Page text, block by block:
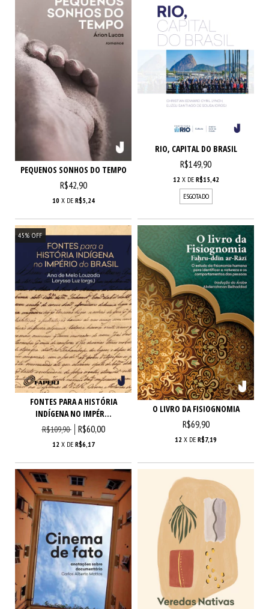
PEQUENOS SONHOS DO TEMPO
R$42,90
10 X DE R$5,24
RIO, CAPITAL DO BRASIL
R$149,90
12 X DE R$15,42
ESGOTADO
45% OFF
FONTES PARA A HISTÓRIA
INDÍGENA NO IMPÉR...
R$109,90 R$60,00
12 X DE R$6,17
O LIVRO DA FISIOGNOMIA
R$69,90
12 X DE R$7,19